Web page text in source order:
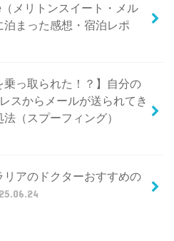
メリトンスイート・メル
泊まった感想・宿泊レポ
乗っ取られた！？】自分の
スからメールが送られてき
（スプーフィング）
リアのドクターおすすめの